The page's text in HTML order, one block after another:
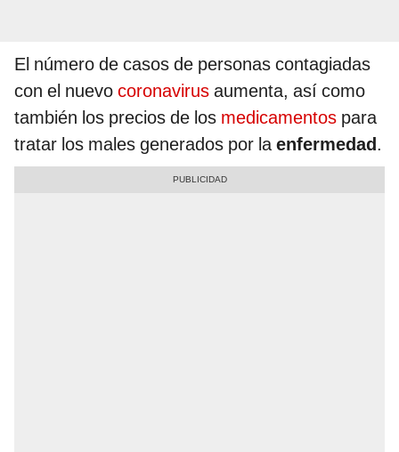
El número de casos de personas contagiadas
con el nuevo coronavirus aumenta, así como
también los precios de los medicamentos para
tratar los males generados por laenfermedad.